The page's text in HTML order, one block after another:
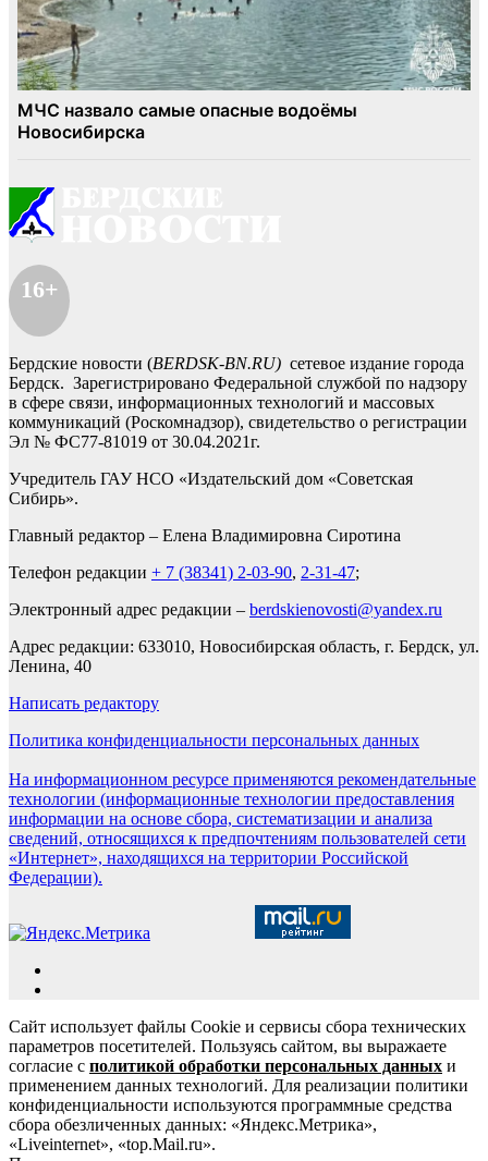
16+
Бердские новости (BERDSK-BN.RU) сетевое издание города
Бердск. Зарегистрировано Федеральной службой по надзору
в сфере связи, информационных технологий и массовых
коммуникаций (Роскомнадзор), свидетельство о регистрации
Эл № ФС77-81019 от 30.04.2021г.
Учредитель ГАУ НСО «Издательский дом «Советская
Сибирь».
Главный редактор – Елена Владимировна Сиротина
Телефон редакции + 7 (38341) 2-03-90, 2-31-47;
Электронный адрес редакции – berdskienovosti@yandex.ru
Адрес редакции: 633010, Новосибирская область, г. Бердск, ул.
Ленина, 40
Написать редактору
Политика конфиденциальности персональных данных
На информационном ресурсе применяются рекомендательные
технологии (информационные технологии предоставления
информации на основе сбора, систематизации и анализа
сведений, относящихся к предпочтениям пользователей сети
«Интернет», находящихся на территории Российской
Федерации).
Сайт использует файлы Cookie и сервисы сбора технических
параметров посетителей. Пользуясь сайтом, вы выражаете
согласие с политикой обработки персональных данных и
применением данных технологий. Для реализации политики
конфиденциальности используются программные средства
сбора обезличенных данных: «Яндекс.Метрика»,
«Liveinternet», «top.Mail.ru».